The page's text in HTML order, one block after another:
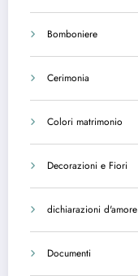
Bomboniere
Cerimonia
Colori matrimonio
Decorazioni e Fiori
dichiarazioni d'amore
Documenti